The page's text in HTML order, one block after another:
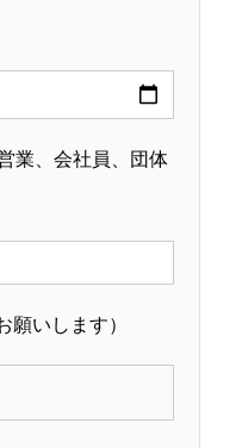
業、会社員、団体
いします）